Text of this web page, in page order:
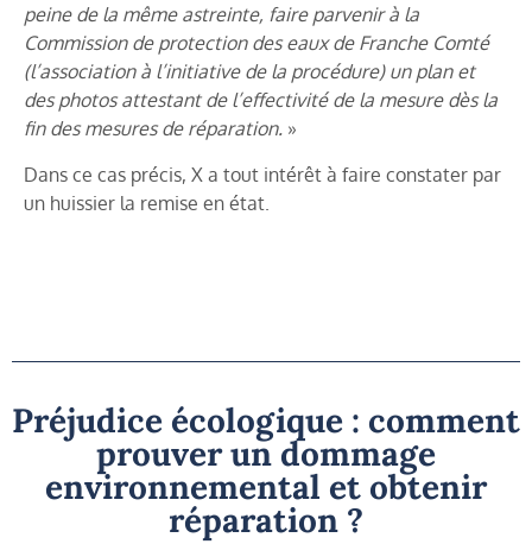
peine de la même astreinte, faire parvenir à la
Commission de protection des eaux de Franche Comté
(l’association à l’initiative de la procédure) un plan et
des photos attestant de l’effectivité de la mesure dès la
fin des mesures de réparation. »
Dans ce cas précis, X a tout intérêt à faire constater par
un huissier la remise en état.
Préjudice écologique : comment
prouver un dommage
environnemental et obtenir
réparation ?